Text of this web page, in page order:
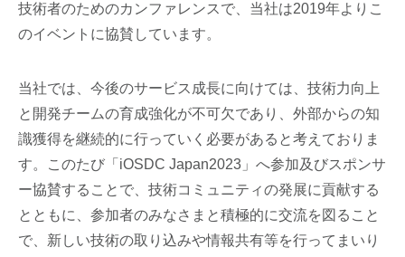
技術者のためのカンファレンスで、当社は2019年よりこ
のイベントに協賛しています。
当社では、今後のサービス成長に向けては、技術力向上
と開発チームの育成強化が不可欠であり、外部からの知
識獲得を継続的に行っていく必要があると考えておりま
す。このたび「iOSDC Japan2023」へ参加及びスポンサ
ー協賛することで、技術コミュニティの発展に貢献する
とともに、参加者のみなさまと積極的に交流を図ること
で、新しい技術の取り込みや情報共有等を行ってまいり